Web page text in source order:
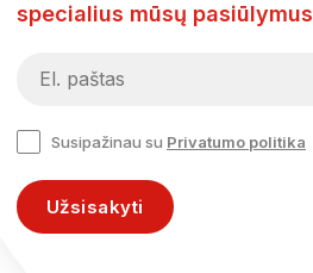
specialius mūsų pasiūlymus
Susipažinau su Privatumo politika
Užsisakyti